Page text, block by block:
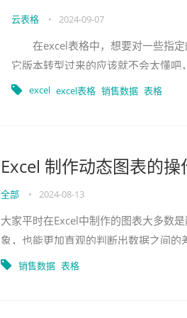
云表格 • 2024-09-07
在excel表格中，想要对一些指定
它版本转型过来的应该就不会太懂
的方法。 excel复制
excel excel表格 销售数据 表格
Excel 制作动态图表的操
全部 • 2024-08-13
大家平时在Excel中制作的图表大多数
象，也能更加直观的判断出数据之间
一张销售数据表，为了对比每
销售数据 表格